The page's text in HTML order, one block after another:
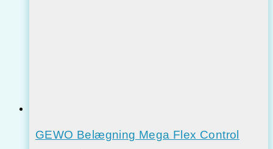
GEWO Belægning Mega Flex Control